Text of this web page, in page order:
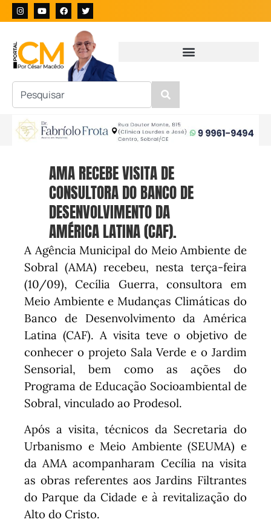
AMA RECEBE VISITA DE
CONSULTORA DO BANCO DE
DESENVOLVIMENTO DA
AMÉRICA LATINA (CAF).
A Agência Municipal do Meio Ambiente de
Sobral (AMA) recebeu, nesta terça-feira
(10/09), Cecília Guerra, consultora em
Meio Ambiente e Mudanças Climáticas do
Banco de Desenvolvimento da América
Latina (CAF). A visita teve o objetivo de
conhecer o projeto Sala Verde e o Jardim
Sensorial, bem como as ações do
Programa de Educação Socioambiental de
Sobral, vinculado ao Prodesol.
Após a visita, técnicos da Secretaria do
Urbanismo e Meio Ambiente (SEUMA) e
da AMA acompanharam Cecília na visita
as obras referentes aos Jardins Filtrantes
do Parque da Cidade e à revitalização do
Alto do Cristo.